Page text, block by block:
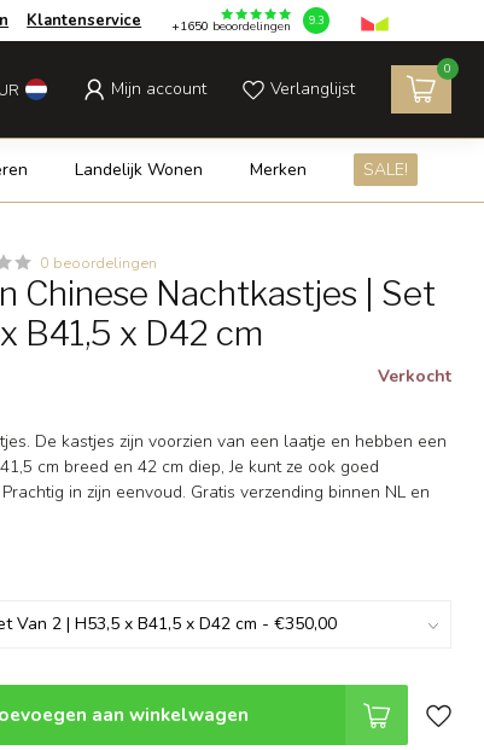
Klantenservice +1650 beoordelingen 9.3
Mijn account Verlanglijst
0
Landelijk Wonen Merken SALE!
0 beoordelingen
Chinese Nachtkastjes | Set
B41,5 x D42 cm
Verkocht
De kastjes zijn voorzien van een laatje en hebben een
cm breed en 42 cm diep, Je kunt ze ook goed
in zijn eenvoud. Gratis verzending binnen NL en
aan winkelwagen